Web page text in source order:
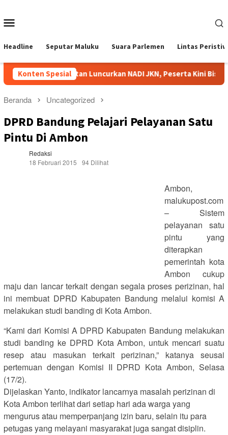
konten
Headline Seputar Maluku Suara Parlemen Lintas
Konten Spesial
BPJS Kesehatan Luncurkan NADI JKN, Peserta Kini Bisa
Beranda Uncategorized
DPRD Bandung Pelajari Pelayanan Satu
Pintu Di Ambon
Redaksi
18 Februari 2015
94 Dilihat
Ambon,
malukupost.com
– Sistem
pelayanan satu
pintu yang
diterapkan
pemerintah kota
Ambon cukup
maju dan lancar terkait dengan segala proses perizinan, hal
ini membuat DPRD Kabupaten Bandung melalui komisi A
melakukan studi banding di Kota Ambon.
“Kami dari Komisi A DPRD Kabupaten Bandung melakukan
studi banding ke DPRD Kota Ambon, untuk mencari suatu
resep atau masukan terkait perizinan,” katanya seusai
pertemuan dengan Komisi II DPRD Kota Ambon, Selasa
(17/2).
Dijelaskan Yanto, indikator lancarnya masalah perizinan di
Kota Ambon terlihat dari setiap hari ada warga yang
mengurus atau memperpanjang izin baru, selain itu para
petugas yang melayani masyarakat juga sangat disiplin.